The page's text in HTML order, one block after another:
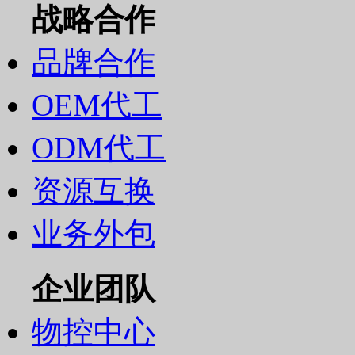
战略合作
品牌合作
OEM代工
ODM代工
资源互换
业务外包
企业团队
物控中心